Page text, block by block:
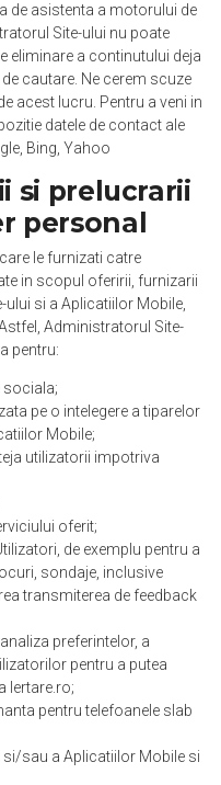
de asistenta a motorului de
Site-ului nu poate
eliminare a continutului deja
cautare. Ne cerem scuze
acest lucru. Pentru a veni in
datele de contact ale
Bing Yahoo
si prelucrarii
personal
le furnizati catre
in scopul oferirii, furnizarii
si a Aplicatiilor Mobile,
Administratorul Site-
pentru:
sociala;
pe o intelegere a tiparelor
Mobile;
utilizatorii impotriva
oferit;
de exemplu pentru a
sondaje, inclusive
transmiterea de feedback
preferintelor, a
pentru a putea
Iertare.ro;
pentru telefoanele slab
sau a Aplicatiilor Mobile si